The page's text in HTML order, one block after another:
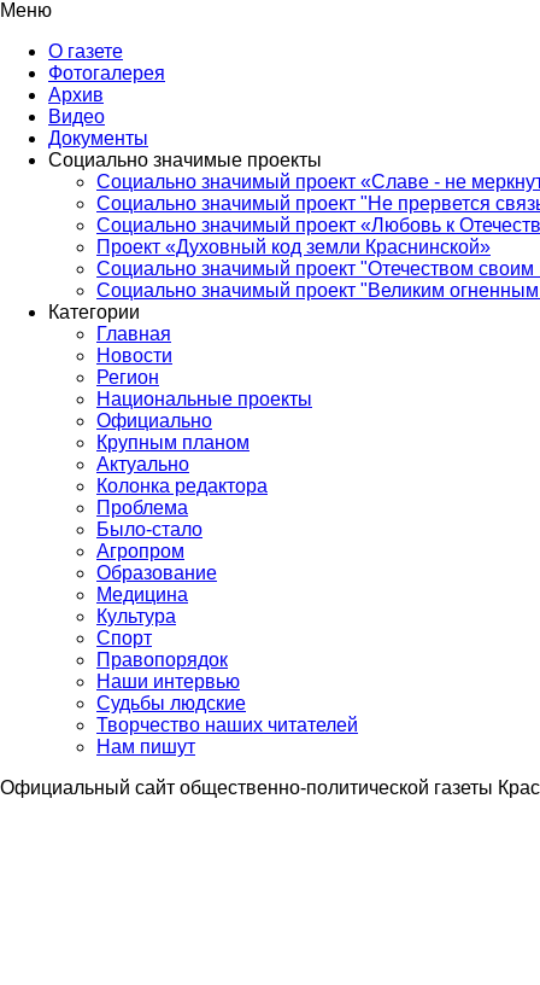
Меню
О газете
Фотогалерея
Архив
Видео
Документы
Социально значимые проекты
Социально значимый проект «Славе - не
Социально значимый проект "Не прервется
Социально значимый проект «Любовь к
Проект «Духовный код земли Краснинской»
Социально значимый проект "Отечеством своим
Социально значимый проект "Великим
Категории
Главная
Новости
Регион
Национальные проекты
Официально
Крупным планом
Актуально
Колонка редактора
Проблема
Было-стало
Агропром
Образование
Медицина
Культура
Спорт
Правопорядок
Наши интервью
Судьбы людские
Творчество наших читателей
Нам пишут
Официальный сайт общественно-политической газеты